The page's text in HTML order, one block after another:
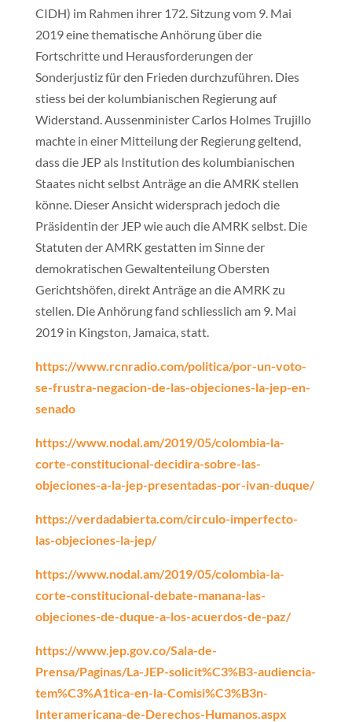
CIDH) im Rahmen ihrer 172. Sitzung vom 9. Mai
2019 eine thematische Anhörung über die
Fortschritte und Herausforderungen der
Sonderjustiz für den Frieden durchzuführen. Dies
stiess bei der kolumbianischen Regierung auf
Widerstand. Aussenminister Carlos Holmes Trujillo
machte in einer Mitteilung der Regierung geltend,
dass die JEP als Institution des kolumbianischen
Staates nicht selbst Anträge an die AMRK stellen
könne. Dieser Ansicht widersprach jedoch die
Präsidentin der JEP wie auch die AMRK selbst. Die
Statuten der AMRK gestatten im Sinne der
demokratischen Gewaltenteilung Obersten
Gerichtshöfen, direkt Anträge an die AMRK zu
stellen. Die Anhörung fand schliesslich am 9. Mai
2019 in Kingston, Jamaica, statt.
https://www.rcnradio.com/politica/por-un-voto-
se-frustra-negacion-de-las-objeciones-la-jep-en-
senado
https://www.nodal.am/2019/05/colombia-la-
corte-constitucional-decidira-sobre-las-
objeciones-a-la-jep-presentadas-por-ivan-duque/
https://verdadabierta.com/circulo-imperfecto-
las-objeciones-la-jep/
https://www.nodal.am/2019/05/colombia-la-
corte-constitucional-debate-manana-las-
objeciones-de-duque-a-los-acuerdos-de-paz/
https://www.jep.gov.co/Sala-de-
Prensa/Paginas/La-JEP-solicit%C3%B3-audiencia-
tem%C3%A1tica-en-la-Comisi%C3%B3n-
Interamericana-de-Derechos-Humanos.aspx